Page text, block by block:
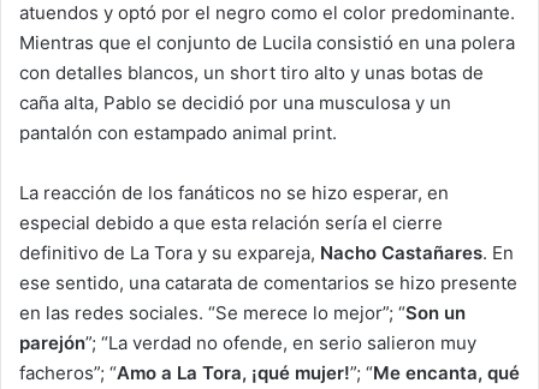
atuendos y optó por el negro como el color predominante.
Mientras que el conjunto de Lucila consistió en una polera
con detalles blancos, un short tiro alto y unas botas de
caña alta, Pablo se decidió por una musculosa y un
pantalón con estampado animal print.
La reacción de los fanáticos no se hizo esperar, en
especial debido a que esta relación sería el cierre
definitivo de La Tora y su expareja, Nacho Castañares. En
ese sentido, una catarata de comentarios se hizo presente
en las redes sociales. “Se merece lo mejor”; “Son un
parejón”; “La verdad no ofende, en serio salieron muy
facheros”; “Amo a La Tora, ¡qué mujer!”; “Me encanta, qué